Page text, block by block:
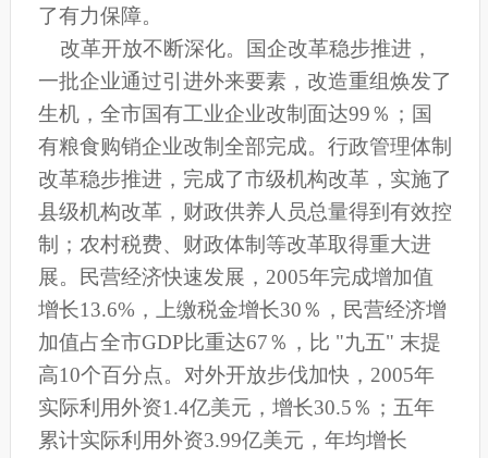
了有力保障。
改革开放不断深化。国企改革稳步推进，
一批企业通过引进外来要素，改造重组焕发了
生机，全市国有工业企业改制面达99％；国
有粮食购销企业改制全部完成。行政管理体制
改革稳步推进，完成了市级机构改革，实施了
县级机构改革，财政供养人员总量得到有效控
制；农村税费、财政体制等改革取得重大进
展。民营经济快速发展，2005年完成增加值
增长13.6%，上缴税金增长30％，民营经济增
加值占全市GDP比重达67％，比 "九五" 末提
高10个百分点。对外开放步伐加快，2005年
实际利用外资1.4亿美元，增长30.5％；五年
累计实际利用外资3.99亿美元，年均增长